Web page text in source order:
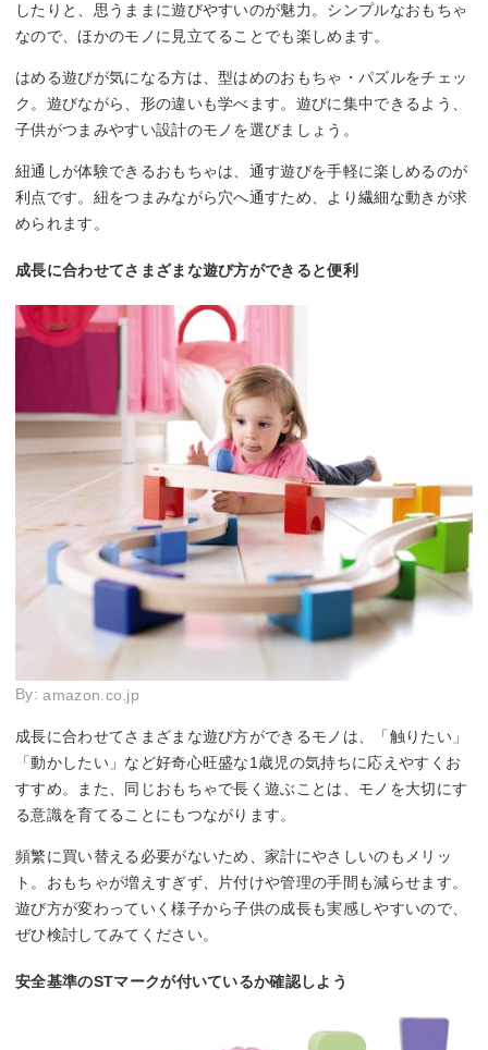
したりと、思うままに遊びやすいのが魅力。シンプルなおもちゃ
なので、ほかのモノに見立てることでも楽しめます。
はめる遊びが気になる方は、型はめのおもちゃ・パズルをチェッ
ク。遊びながら、形の違いも学べます。遊びに集中できるよう、
子供がつまみやすい設計のモノを選びましょう。
紐通しが体験できるおもちゃは、通す遊びを手軽に楽しめるのが
利点です。紐をつまみながら穴へ通すため、より繊細な動きが求
められます。
成長に合わせてさまざまな遊び方ができると便利
By:amazon.co.jp
成長に合わせてさまざまな遊び方ができるモノは、「触りたい」
「動かしたい」など好奇心旺盛な1歳児の気持ちに応えやすくお
すすめ。また、同じおもちゃで長く遊ぶことは、モノを大切にす
る意識を育てることにもつながります。
頻繁に買い替える必要がないため、家計にやさしいのもメリッ
ト。おもちゃが増えすぎず、片付けや管理の手間も減らせます。
遊び方が変わっていく様子から子供の成長も実感しやすいので、
ぜひ検討してみてください。
安全基準のSTマークが付いているか確認しよう